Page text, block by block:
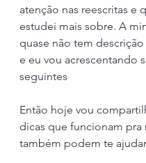
atenção nas reescritas e
estudei mais sobre. A
quase não tem
e eu vou acrescentando
seguintes
Então hoje vou
dicas que funcionam pra
também podem te ajudar